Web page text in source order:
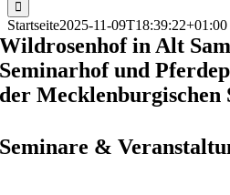
Startseite2025-11-09T18:39:22+01:00
Wildrosen­hof in Alt
Seminarhof und
der Mecklenburgischen
Seminare &